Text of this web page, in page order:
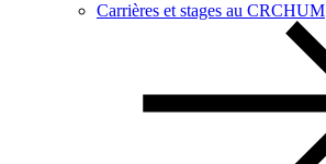
Carrières et stages au CRCHUM